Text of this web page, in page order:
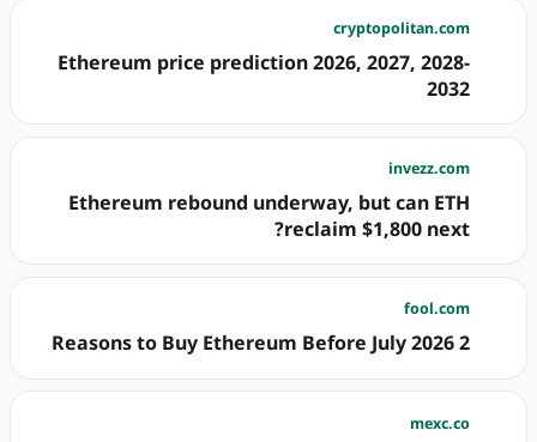
cryptopolitan.com
Ethereum price prediction 2026, 2027, 2028-
2032
invezz.com
Ethereum rebound underway, but can ETH
reclaim $1,800 next?
fool.com
2 Reasons to Buy Ethereum Before July 2026
mexc.co